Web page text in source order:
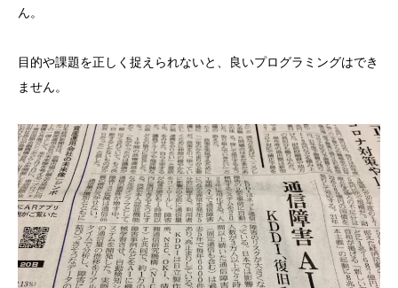
ん。
目的や課題を正しく捉えられないと、良いプログラミングはでき
ません。